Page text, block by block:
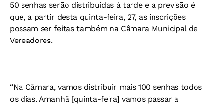
50 senhas serão distribuídas à tarde e a previsão é
que, a partir desta quinta-feira, 27, as inscrições
possam ser feitas também na Câmara Municipal de
Vereadores.
“Na Câmara, vamos distribuir mais 100 senhas todos
os dias. Amanhã [quinta-feira] vamos passar a